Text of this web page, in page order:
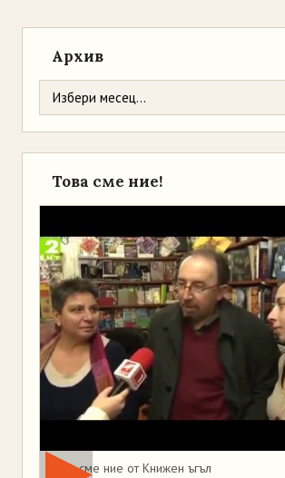
Архив
Това сме ние!
Това сме ние от Книжен ъгъл